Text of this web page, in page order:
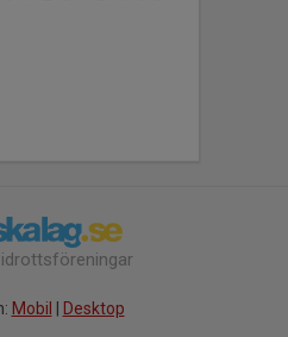
idrottsföreningar
Mobil Desktop